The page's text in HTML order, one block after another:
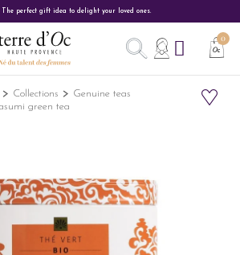
The perfect gift idea to delight your loved ones.
Collections
Genuine teas
green tea